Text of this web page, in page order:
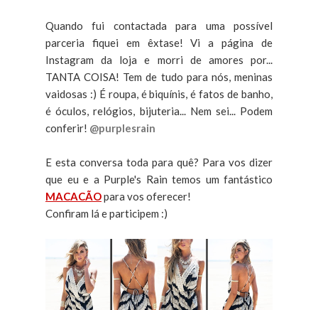
Quando fui contactada para uma possível
parceria fiquei em êxtase! Vi a página de
Instagram da loja e morri de amores por...
TANTA COISA! Tem de tudo para nós, meninas
vaidosas :) É roupa, é biquínis, é fatos de banho,
é óculos, relógios, bijuteria... Nem sei... Podem
conferir! @purplesrain
E esta conversa toda para quê? Para vos dizer
que eu e a Purple's Rain temos um fantástico
MACACÃOpara vos oferecer!
Confiram lá e participem :)